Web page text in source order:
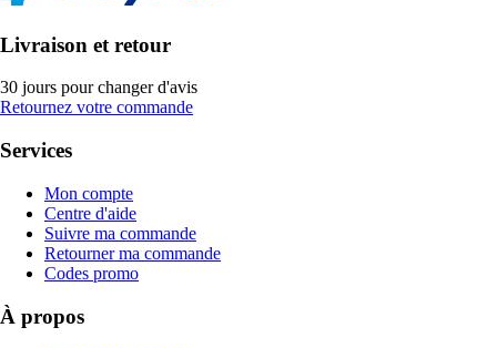
Livraison et retour
30 jours pour changer d'avis
Retournez votre commande
Services
Mon compte
Centre d'aide
Suivre ma commande
Retourner ma commande
Codes promo
À propos